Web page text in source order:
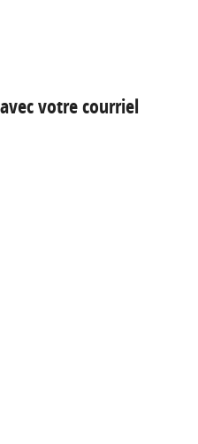
votre courriel